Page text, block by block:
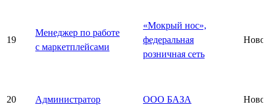
19
Менеджер по работе
с маркетплейсами
«Мокрый нос»,
федеральная
розничная сеть
20 Администратор ООО БАЗА